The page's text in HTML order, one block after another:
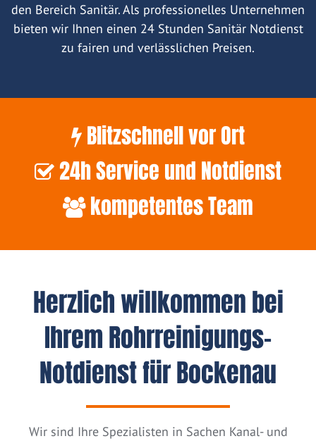
den Bereich Sanitär. Als professionelles Unternehmen
bieten wir Ihnen einen 24 Stunden Sanitär Notdienst
zu fairen und verlässlichen Preisen.
Blitzschnell vor Ort
24h Service und Notdienst
kompetentes Team
Herzlich willkommen bei
Ihrem Rohrreinigungs-
Notdienst für Bockenau
Wir sind Ihre Spezialisten in Sachen Kanal- und